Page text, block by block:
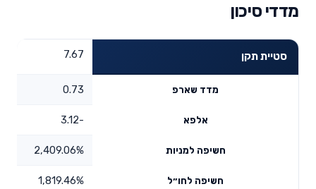
מדדי סיכון
סטיית תקן 7.67
מדד שארפ 0.73
אלפא -3.12
חשיפה למניות 2,409.06%
חשיפה לחו״ל 1,819.46%